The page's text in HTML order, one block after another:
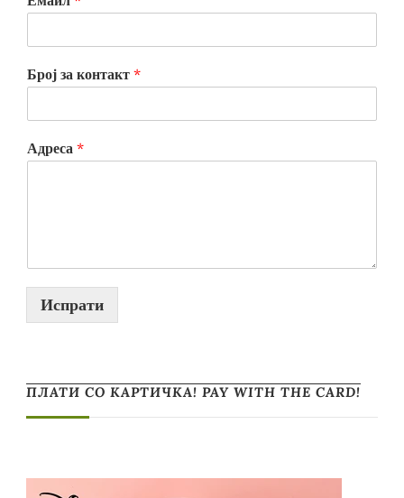
Број за контакт *
Адреса *
Испрати
ПЛАТИ СО КАРТИЧКА! PAY WITH THE CARD!